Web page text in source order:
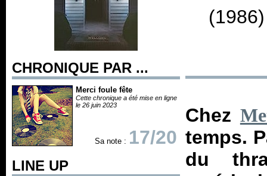
CHRONIQUE PAR ...
Merci foule fête
Cette chronique a été mise en ligne
le 26 juin 2023
Sa note : 17/20
LINE UP
Chez
temps.
du